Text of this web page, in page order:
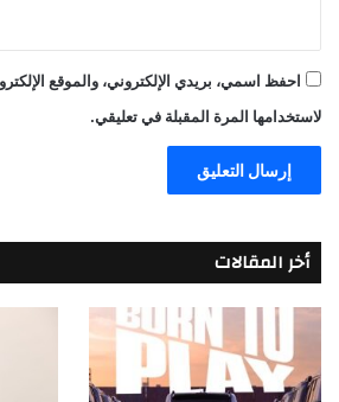
احفظ اسمي، بريدي الإلكتروني، والموقع
لاستخدامها المرة المقبلة في تعليقي.
أخر المقالات